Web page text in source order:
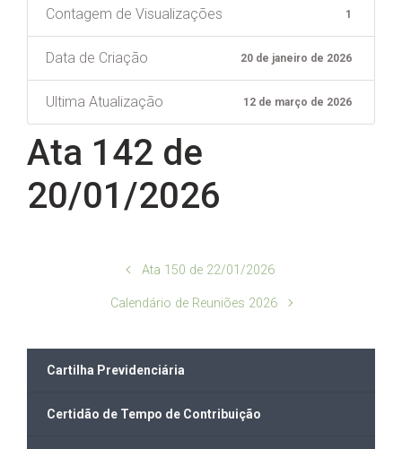
Contagem de Visualizações 1
Data de Criação 20 de janeiro de 2026
Ultima Atualização 12 de março de 2026
Ata 142 de
20/01/2026
Ata 150 de 22/01/2026
Calendário de Reuniões 2026
Cartilha Previdenciária
Certidão de Tempo de Contribuição